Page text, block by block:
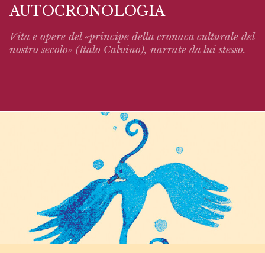
AUTOCRONOLOGIA
Vita e opere del «principe della cronaca culturale del
nostro secolo» (Italo Calvino), narrate da lui stesso.